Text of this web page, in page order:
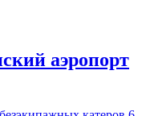
аэропорт